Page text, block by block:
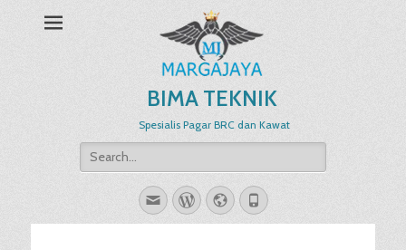
BIMA TEKNIK
Spesialis Pagar BRC dan Kawat
Search
for:
EmailWordPress
WebsitePhone